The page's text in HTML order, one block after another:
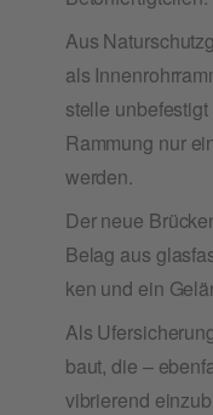
Aus
als
stel­le
Ramm­ung nur
werden.
Der neue
Belag aus
ken und ein
Als
baut, die –
vibrie­rend